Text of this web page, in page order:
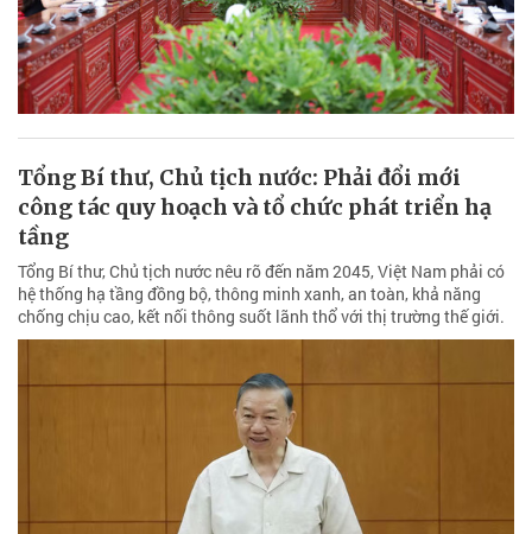
Tổng Bí thư, Chủ tịch nước: Phải đổi mới
công tác quy hoạch và tổ chức phát triển hạ
tầng
Tổng Bí thư, Chủ tịch nước nêu rõ đến năm 2045, Việt Nam phải có
hệ thống hạ tầng đồng bộ, thông minh xanh, an toàn, khả năng
chống chịu cao, kết nối thông suốt lãnh thổ với thị trường thế giới.